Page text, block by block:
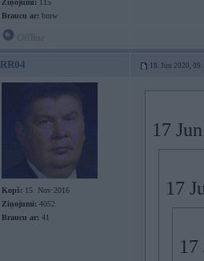
Ziņojumi: 115
Braucu ar: bmw
RR04 18. Jun 2020,
Kopš: 15. Nov 2016
Ziņojumi: 4052
Braucu ar: 41
17
17